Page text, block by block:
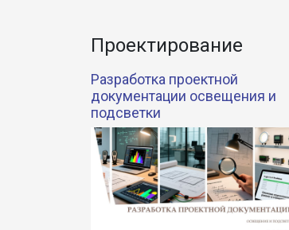
Проектирование
Разработка проектной
документации освещения и
подсветки